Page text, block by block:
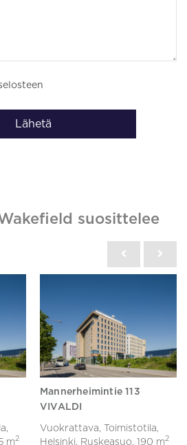
Lähetä
suosittelee
m2
Mannerheimintie 113
VIVALDI
Vuokrattava, Toimistotila,
Helsinki, Ruskeasuo, 190 m2